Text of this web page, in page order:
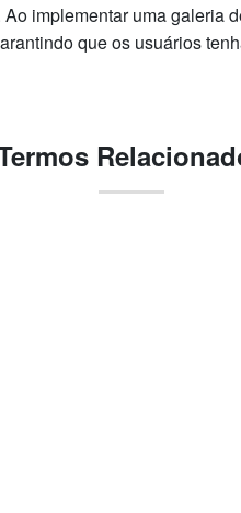
implementar uma galeria
que os usuários